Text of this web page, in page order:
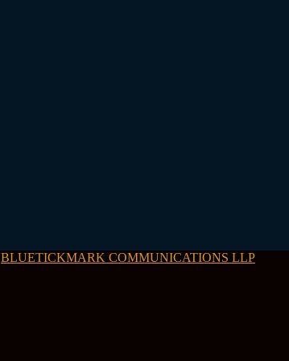
BLUETICKMARK COMMUNICATIONS LLP